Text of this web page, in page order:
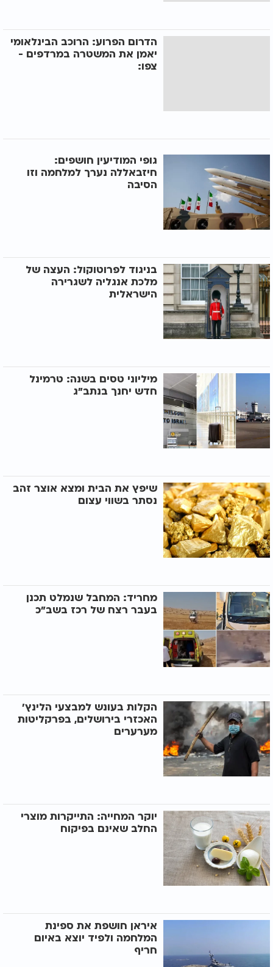
הדרום הפרוע: הרוכב הבינלאומי
יאמן את המשטרה במרדפים -
צפו:
גופי המודיעין חושפים:
חיזבאללה נערך למלחמה וזו
הסיבה
בניגוד לפרוטוקול: העצה של
מלכת אנגליה לשגרירה
הישראלית
מיליוני טסים בשנה: טרמינל
חדש יחנך בנתב"ג
שיפץ את הבית ומצא אוצר זהב
נסתר בשווי עצום
מחריד: המחבל שנמלט תכנן
בעבר רצח של רכז בשב"כ
הקלות בעונש למבצעי הלינץ'
האכזרי בירושלים, בפרקליטות
מערערים
יוקר המחייה: התייקרות מוצרי
החלב שאינם בפיקוח
איראן חושפת את ספינת
המלחמה ולפיד יוצא באיום
חריף